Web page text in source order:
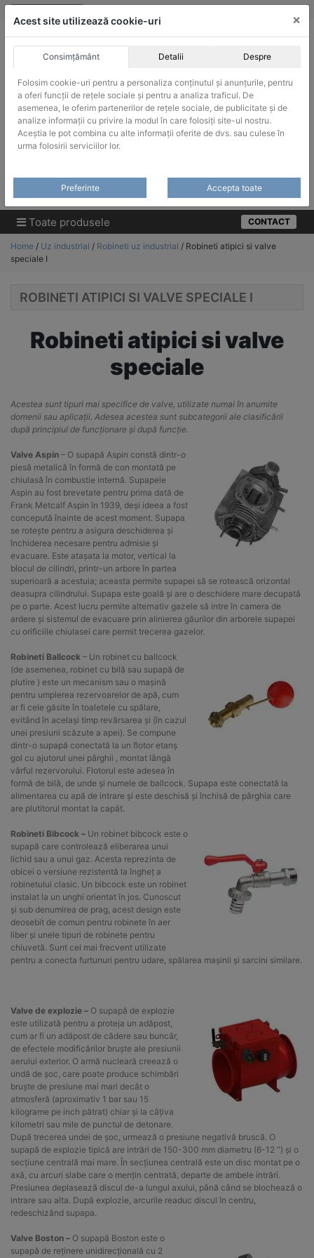
Skip
ACHIZITII PUBLICE
Produsele pot fi achizitionate si in sistemul SEAP / SICAP
Products
Toate produsele CONTACT
Home / Uz industrial / Robineti uz industrial / Robineti atipici si valve
speciale I
ROBINETI ATIPICI SI VALVE SPECIALE I
Robineti atipici si valve
speciale
Acestea sunt tipuri mai specifice de valve, utilizate numai în anumite
domenii sau aplicații. Adesea acestea sunt subcategorii ale clasificării
după principiul de funcționare și după funcție.
Valve Aspin – O supapă Aspin constă dintr-o
piesă metalică în formă de con montată pe
chiulasă în combustie internă. Supapele
Aspin au fost brevetate pentru prima dată de
Frank Metcalf Aspin în 1939, deși ideea a fost
concepută înainte de acest moment. Supapa
se rotește pentru a asigura deschiderea și
închiderea necesare pentru admisie și
evacuare. Este atașata la motor, vertical la
blocul de cilindri, printr-un arbore în partea
superioară a acestuia; aceasta permite supapei să se rotească orizontal
deasupra cilindrului. Supapa este goală și are o deschidere mare decupată
pe o parte. Acest lucru permite alternativ gazele să intre în camera de
ardere și sistemul de evacuare prin alinierea găurilor din arborele supapei
cu orificiile chiulasei care permit trecerea gazelor.
Robineti Ballcock – Un robinet cu ballcock
(de asemenea, robinet cu bilă sau supapă de
plutire ) este un mecanism sau o mașină
pentru umplerea rezervoarelor de apă, cum
ar fi cele găsite în toaletele cu spălare,
evitând în același timp revărsarea și (în cazul
unei presiuni scăzute a apei). Se compune
dintr-o supapă conectată la un flotor etanș
gol cu ajutorul unei pârghii , montat lângă
vârful rezervorului. Flotorul este adesea în
formă de bilă, de unde și numele de ballcock. Supapa este conectată la
alimentarea cu apă de intrare și este deschisă și închisă de pârghia care
are plutitorul montat la capăt.
Robineti Bibcock – Un robinet bibcock este o
supapă care controlează eliberarea unui
lichid sau a unui gaz. Acesta reprezinta de
obicei o versiune rezistentă la îngheț a
robinetului clasic. Un bibcock este un robinet
instalat la un unghi orientat în jos. Cunoscut
și sub denumirea de prag, acest design este
deosebit de comun pentru robinete în aer
liber și unele tipuri de robinete pentru
chiuvetă. Sunt cel mai frecvent utilizate
pentru a conecta furtunuri pentru udare, spălarea mașinii și sarcini similare.
Valve de explozie – O supapă de explozie
este utilizată pentru a proteja un adăpost,
cum ar fi un adăpost de cădere sau buncăr,
de efectele modificărilor bruște ale presiunii
aerului exterior. O armă nucleară creează o
undă de șoc, care poate produce schimbări
bruște de presiune mai mari decât o
atmosferă (aproximativ 1 bar sau 15
kilograme pe inch pătrat) chiar și la câțiva
kilometri sau mile de punctul de detonare.
După trecerea undei de șoc, urmează o presiune negativă bruscă. O
supapă de explozie tipică are intrări de 150-300 mm diametru (6-12 “) și o
secțiune centrală mai mare. În secțiunea centrală este un disc montat pe o
axă, cu arcuri slabe care o mențin centrată, departe de ambele intrări.
Presiunea deplasează discul de-a lungul axului, până când se blochează o
intrare sau alta. După explozie, arcurile readuc discul în centru,
redeschizând supapa.
Valve Boston – O supapă Boston este o
supapă de reținere unidirecțională cu 2
Acest site utilizează cookie-uri ×
Consimțământ Detalii Despre
Folosim cookie-uri pentru a personaliza conținutul și anunțurile, pentru
a oferi funcții de rețele sociale și pentru a analiza traficul. De
asemenea, le oferim partenerilor de rețele sociale, de publicitate și de
analize informații cu privire la modul în care folosiți site-ul nostru.
Aceștia le pot combina cu alte informații oferite de dvs. sau culese în
urma folosirii serviciilor lor.
Preferinte Accepta toate